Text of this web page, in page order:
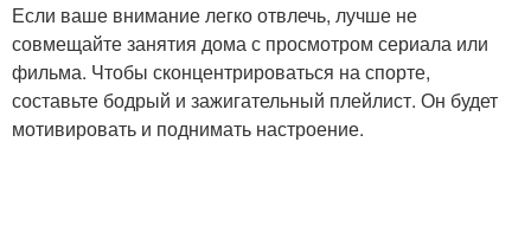
Если ваше внимание легко отвлечь, лучше не
совмещайте занятия дома с просмотром сериала или
фильма. Чтобы сконцентрироваться на спорте,
составьте бодрый и зажигательный плейлист. Он будет
мотивировать и поднимать настроение.